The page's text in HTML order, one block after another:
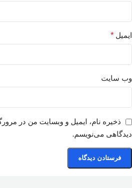
ایمیل *
وب‌ سایت
ذخیره نام، ایمیل و وبسایت من در
دیدگاهی می‌نویسم.